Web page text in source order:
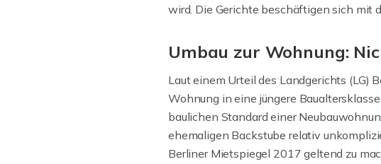
wird. Die Gerichte beschäftigen sich mit
Umbau zur Wohnung:
Laut einem Urteil des Landgerichts (LG)
Wohnung in eine jüngere
baulichen Standard einer
ehemaligen Backstube relativ
Berliner Mietspiegel 2017 geltend zu